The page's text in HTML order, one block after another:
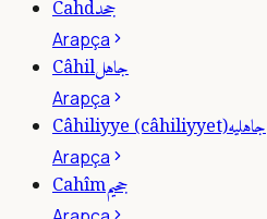
Cahdجحد
Arapça
Câhilجاهل
Arapça
Câhiliyye (câhiliyyet)جاهليه
Arapça
Cahîmجحيم